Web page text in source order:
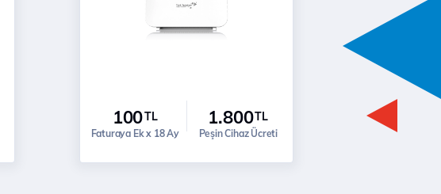
100TL
Faturaya Ek x 18 Ay
1.800TL
Peşin Cihaz Ücreti